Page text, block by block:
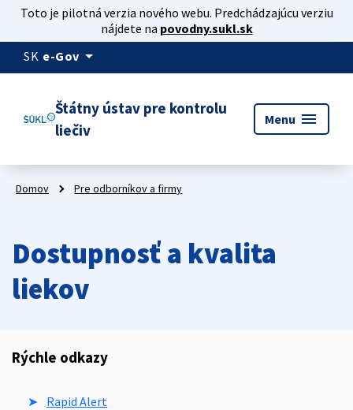
Toto je pilotná verzia nového webu. Predchádzajúcu verziu
nájdete na povodny.sukl.sk
SK e-Gov arrow_drop_down
Štátny ústav pre kontrolu
liečiv
Menu menu
Domov Pre odborníkov a firmy
Dostupnosť a kvalita
liekov
Rýchle odkazy
Rapid Alert